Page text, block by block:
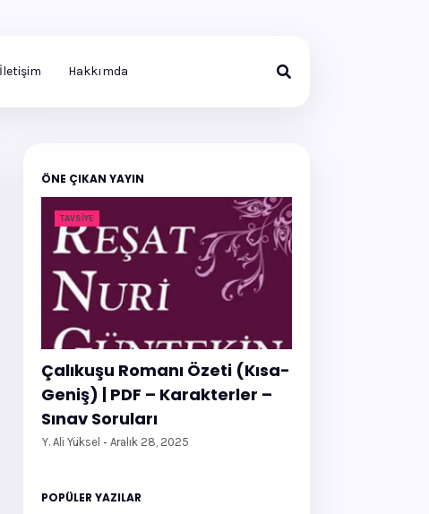
İletişim Hakkımda
ÖNE ÇIKAN YAYIN
TAVSIYE
Çalıkuşu Romanı Özeti (Kısa-
Geniş) | PDF – Karakterler –
Sınav Soruları
Y. Ali Yüksel Aralık 28, 2025
POPÜLER YAZILAR